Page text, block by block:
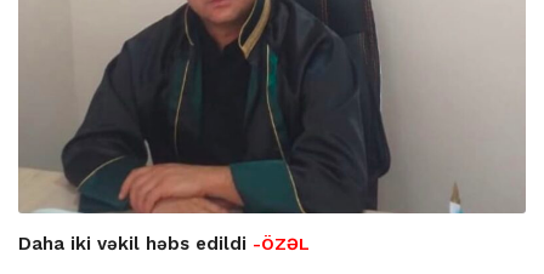
Daha iki vəkil həbs edildi -ÖZƏL